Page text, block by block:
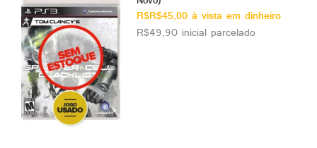
R$R$45,00 à vista em dinheiro
R$49,90 inicial parcelado